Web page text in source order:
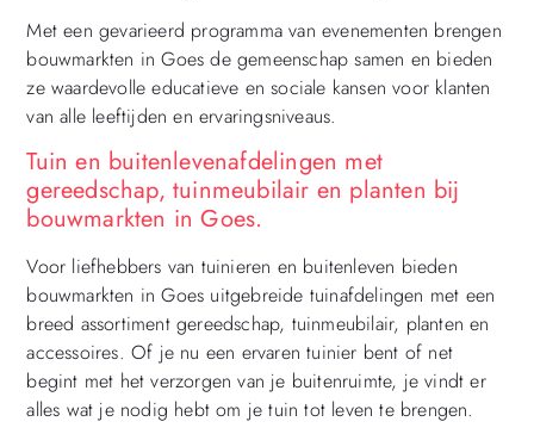
Met een gevarieerd programma van evenementen brengen
bouwmarkten in Goes de gemeenschap samen en bieden
ze waardevolle educatieve en sociale kansen voor klanten
van alle leeftijden en ervaringsniveaus.
Tuin en buitenlevenafdelingen met
gereedschap, tuinmeubilair en planten bij
bouwmarkten in Goes.
Voor liefhebbers van tuinieren en buitenleven bieden
bouwmarkten in Goes uitgebreide tuinafdelingen met een
breed assortiment gereedschap, tuinmeubilair, planten en
accessoires. Of je nu een ervaren tuinier bent of net
begint met het verzorgen van je buitenruimte, je vindt er
alles wat je nodig hebt om je tuin tot leven te brengen.